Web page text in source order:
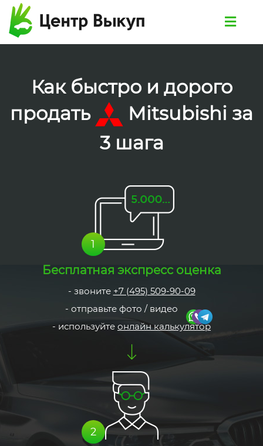
Как быстро и дорого
продать
Mitsubishi за
3 шага
1
Бесплатная экспресс оценка
- звоните +7 (495) 509-90-09
- отправьте фото / видео
- используйте онлайн калькулятор
2